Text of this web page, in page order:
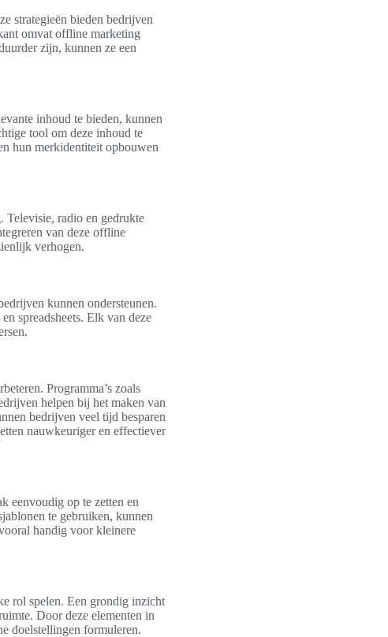
strategieën bieden bedrijven
omvat offline marketing
zijn, kunnen ze een
inhoud te bieden, kunnen
tool om deze inhoud te
hun merkidentiteit opbouwen
Televisie, radio en gedrukte
van deze offline
verhogen.
kunnen ondersteunen.
spreadsheets. Elk van deze
Programma’s zoals
helpen bij het maken van
bedrijven veel tijd besparen
nauwkeuriger en effectiever
eenvoudig op te zetten en
te gebruiken, kunnen
handig voor kleinere
rol spelen. Een grondig inzicht
Door deze elementen in
doelstellingen formuleren.